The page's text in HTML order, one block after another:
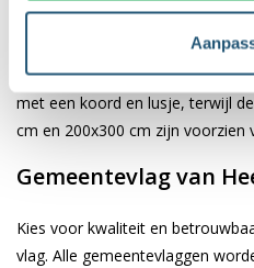
Afhankelijk van de afmetingen
voorzien van verschillende
vlaggen van 40x60 cm, 70x100
met een koord en lusje, terwijl
cm en 200x300 cm zijn voorzien
Gemeentevlag van
Kies voor kwaliteit en
vlag. Alle gemeentevlaggen